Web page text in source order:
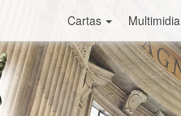
Cartas Multimidia